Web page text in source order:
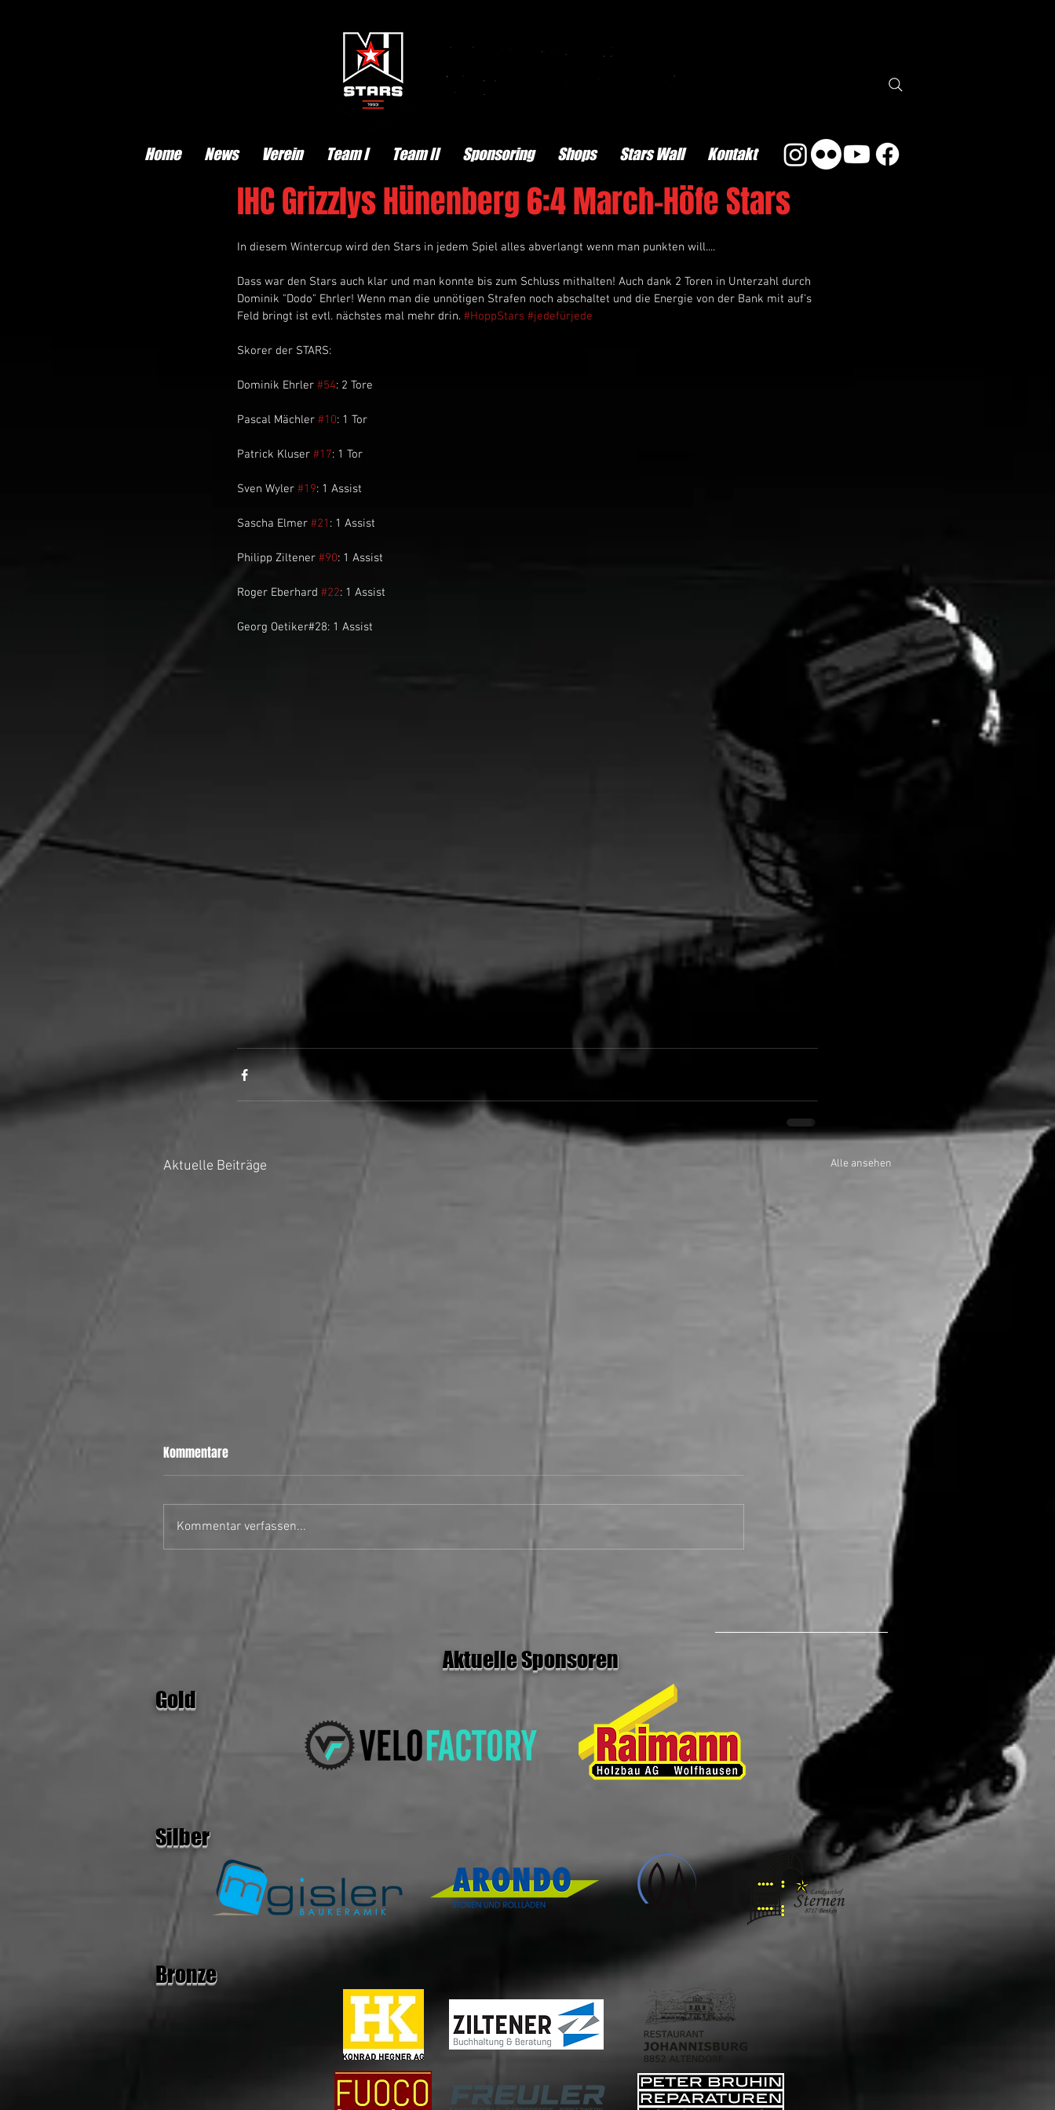
Home News Verein Team I Team II Sponsoring Shops Stars Wall Kontakt
IHC Grizzlys Hünenberg 6:4 March-Höfe Stars
In diesem Wintercup wird den Stars in jedem Spiel alles abverlangt wenn man punkten will....
Dass war den Stars auch klar und man konnte bis zum Schluss mithalten! Auch dank 2 Toren in Unterzahl durch
Dominik "Dodo" Ehrler! Wenn man die unnötigen Strafen noch abschaltet und die Energie von der Bank mit auf's
Feld bringt ist evtl. nächstes mal mehr drin. #HoppStars #jedefürjede
Skorer der STARS:
Dominik Ehrler #54: 2 Tore
Pascal Mächler #10: 1 Tor
Patrick Kluser #17: 1 Tor
Sven Wyler #19: 1 Assist
Sascha Elmer #21 : 1 Assist
Philipp Ziltener #90: 1 Assist
Roger Eberhard #22: 1 Assist
Georg Oetiker#28: 1 Assist
Aktuelle Beiträge Alle ansehen
28.06.26 MH Stars II vs Uster
Kommentare
Kommentar verfassen...
Aktuelle Sponsoren
Gold
Silber
Bronze